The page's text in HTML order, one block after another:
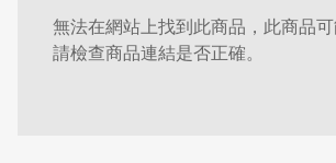
無法在網站上找到此商品，此商品可
請檢查商品連結是否正確。